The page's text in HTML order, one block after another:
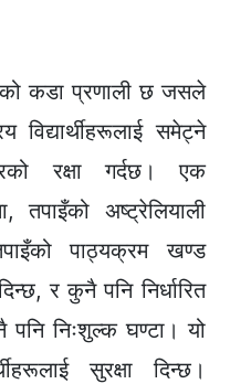
कडा प्रणाली छ जसले
विद्यार्थीहरूलाई समेट्ने
रक्षा गर्दछ। एक
तपाइँको अष्ट्रेलियाली
पाठ्यक्रम खण्ड
र कुनै पनि निर्धारित
निःशुल्क घण्टा। यो
सुरक्षा दिन्छ।